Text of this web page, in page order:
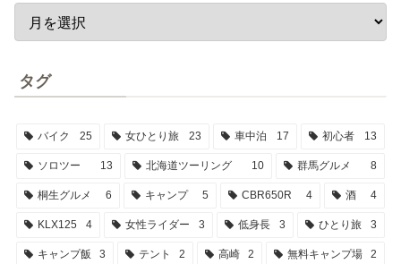
タグ
バイク 25 女ひとり旅 23 車中泊 17 初心者 13
ソロツー 13 北海道ツーリング 10 群馬グルメ 8
桐生グルメ 6 キャンプ 5 CBR650R 4 酒 4
KLX125 4 女性ライダー 3 低身長 3 ひとり旅 3
キャンプ飯 3 テント 2 高崎 2 無料キャンプ場 2